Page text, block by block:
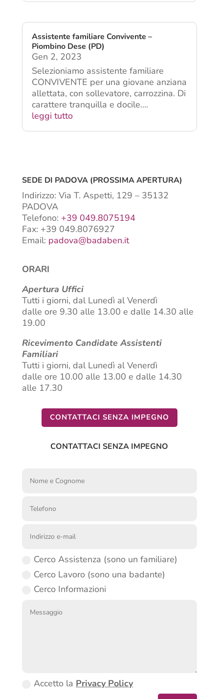
leggi tutto
Assistente familiare Convivente –
Gen 2, 2023
Selezioniamo assistente familiare
CONVIVENTE per una giovane anziana
allettata, con sollevatore, carrozzina. Di
carattere tranquilla e docile....
leggi tutto
SEDE DI PADOVA (PROSSIMA APERTURA)
Indirizzo: Via T. Aspetti, 129 – 35132
PADOVA
Telefono:+39 049.8075194
Fax: +39 049.8076927
ORARI
Apertura Uffici
Tutti i giorni, dal Lunedì al Venerdì
dalle ore 9.30 alle 13.00 e dalle 14.30 alle
19.00
Ricevimento Candidate Assistenti
Familiari
Tutti i giorni, dal Lunedì al Venerdì
dalle ore 10.00 alle 13.00 e dalle 14.30
alle 17.30
Cerco Assistenza (sono un familiare)
Cerco Lavoro (sono una badante)
Cerco Informazioni